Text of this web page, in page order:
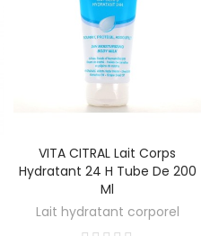
VITA CITRAL Lait Corps
Hydratant 24 H Tube De 200
Ml
Lait hydratant corporel